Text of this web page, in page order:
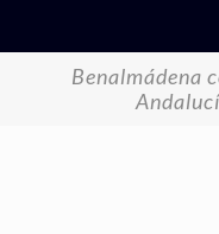
Benalmádena